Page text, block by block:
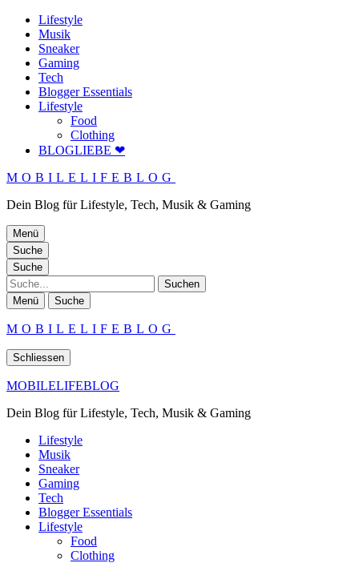
Lifestyle
Musik
Sneaker
Gaming
Tech
Blogger Essentials
Lifestyle
Food
Clothing
BLOGLIEBE ❤
MOBILELIFEBLOG
Dein Blog für Lifestyle, Tech, Musik & Gaming
Menü
Suche
Suche
Suche
Menü Suche
MOBILELIFEBLOG
Schliessen
MOBILELIFEBLOG
Dein Blog für Lifestyle, Tech, Musik & Gaming
Lifestyle
Musik
Sneaker
Gaming
Tech
Blogger Essentials
Lifestyle
Food
Clothing